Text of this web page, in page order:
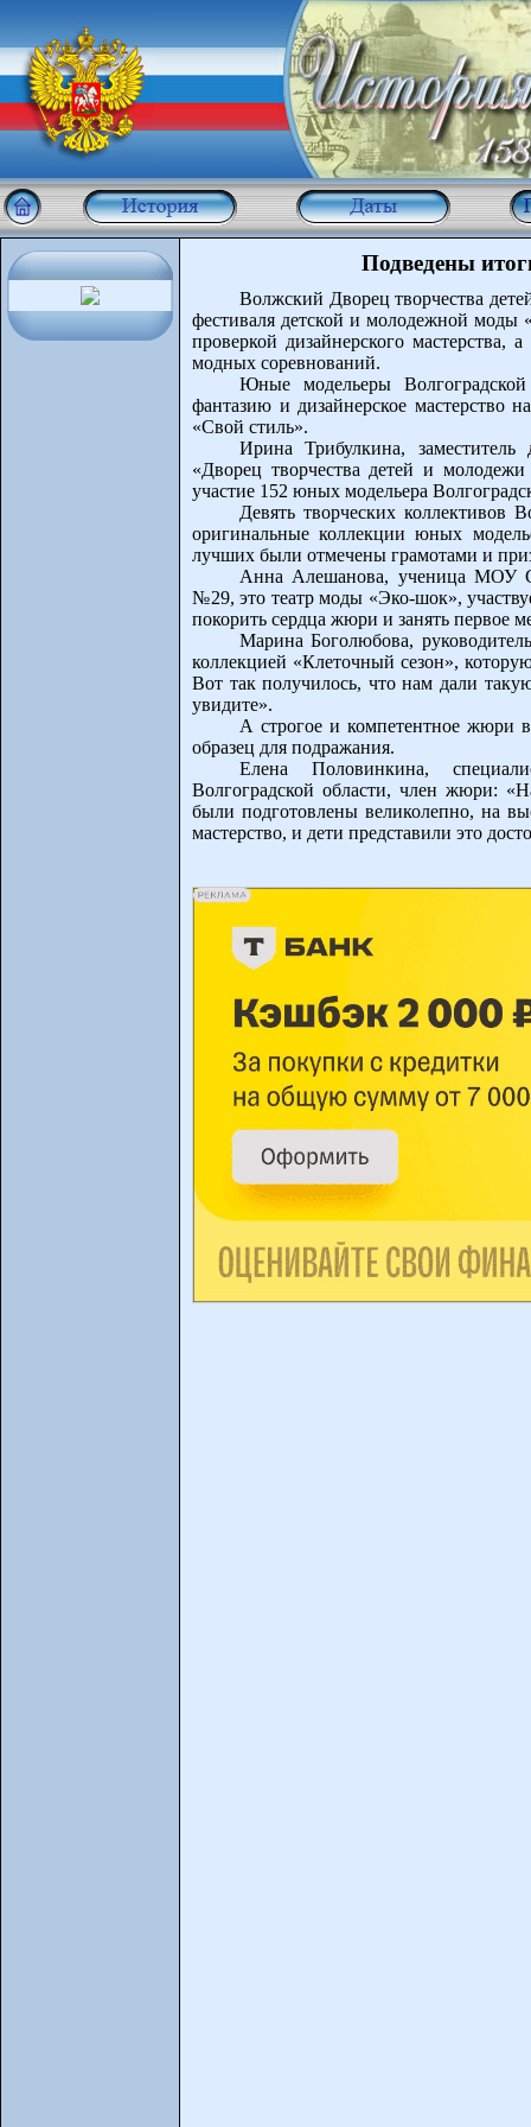
Подведены
Волжский Дворец творчества
фестиваля детской и молодежной моды
проверкой дизайнерского
модных соревнований.
Юные модельеры
фантазию и дизайнерское мастерство
«Свой стиль».
Ирина Трибулкина,
«Дворец творчества детей и
участие 152 юных модельера
Девять творческих коллективов
оригинальные коллекции юных
лучших были отмечены грамотами и
Анна Алешанова, ученица МОУ
№29, это театр моды «Эко-шок»,
покорить сердца жюри и занять первое
Марина Боголюбова,
коллекцией «Клеточный сезон»,
Вот так получилось, что нам дали
увидите».
А строгое и компетентное жюри
образец для подражания.
Елена Половинкина,
Волгоградской области, член жюри:
были подготовлены великолепно, на
мастерство, и дети представили это